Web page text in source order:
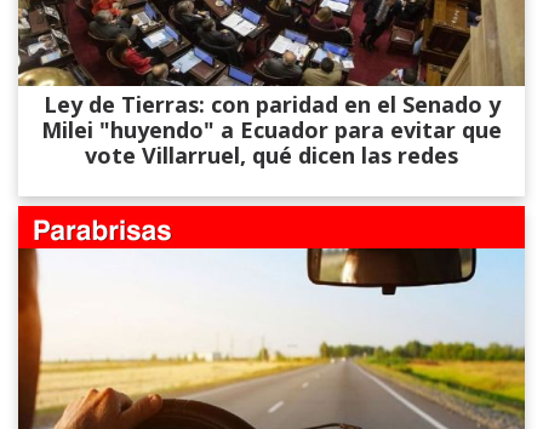
Ley de Tierras: con paridad en el Senado y
Milei "huyendo" a Ecuador para evitar que
vote Villarruel, qué dicen las redes